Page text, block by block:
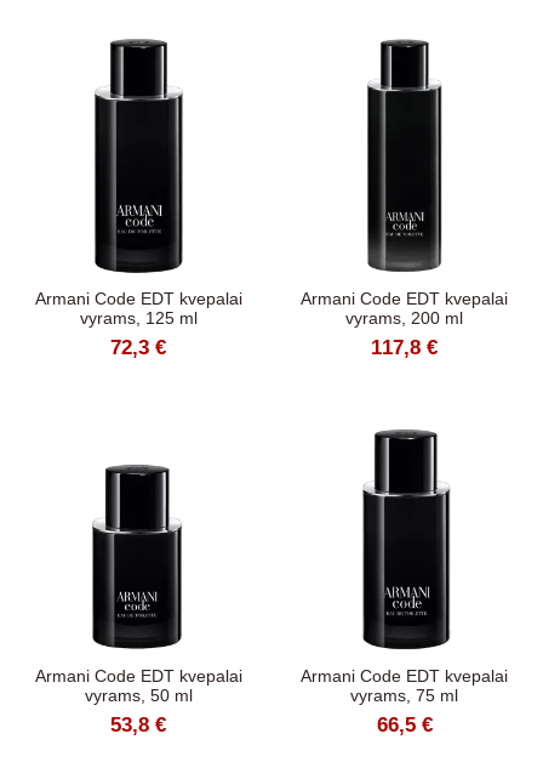
Armani Code EDT kvepalai
vyrams, 125 ml
72,3 €
Armani Code EDT kvepalai
vyrams, 200 ml
117,8 €
Armani Code EDT kvepalai
vyrams, 50 ml
53,8 €
Armani Code EDT kvepalai
vyrams, 75 ml
66,5 €